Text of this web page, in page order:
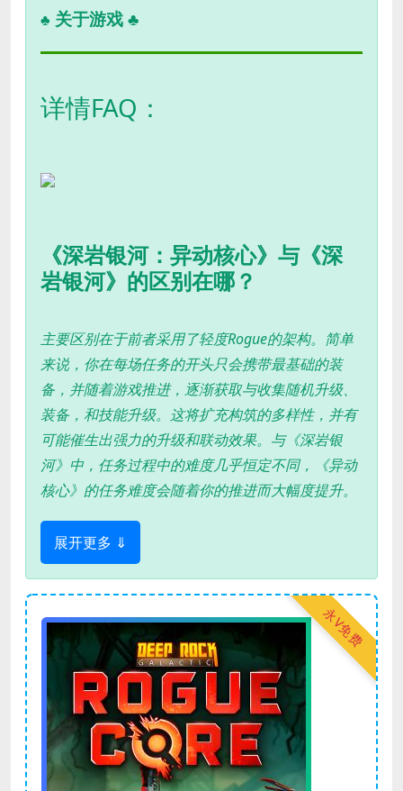
♣ 关于游戏 ♣
详情FAQ：
《深岩银河：异动核心》与《深
岩银河》的区别在哪？
主要区别在于前者采用了轻度Rogue的架构。简单
来说，你在每场任务的开头只会携带最基础的装
备，并随着游戏推进，逐渐获取与收集随机升级、
装备，和技能升级。这将扩充构筑的多样性，并有
可能催生出强力的升级和联动效果。与《深岩银
河》中，任务过程中的难度几乎恒定不同，《异动
核心》的任务难度会随着你的推进而大幅度提升。
展开更多 ⇓
永V免费